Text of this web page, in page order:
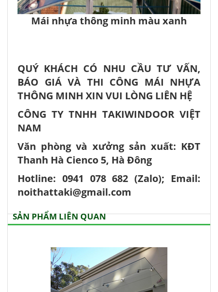
Mái nhựa thông minh màu xanh
QUÝ KHÁCH CÓ NHU CẦU TƯ VẤN,
BÁO GIÁ VÀ THI CÔNG MÁI NHỰA
THÔNG MINH XIN VUI LÒNG LIÊN HỆ
CÔNG TY TNHH TAKIWINDOOR VIỆT
NAM
Văn phòng và xưởng sản xuất: KĐT
Thanh Hà Cienco 5, Hà Đông
Hotline: 0941 078 682 (Zalo); Email:
noithattaki@gmail.com
SẢN PHẨM LIÊN QUAN